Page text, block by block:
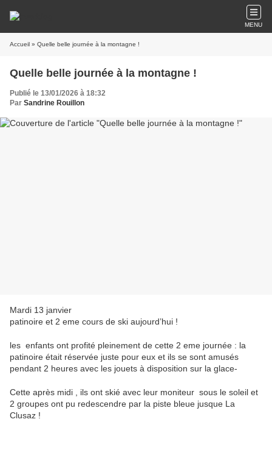
MENU
Accueil » Quelle belle journée à la montagne !
Quelle belle journée à la montagne !
Publié le 13/01/2026 à 18:32
Par Sandrine Rouillon
Mardi 13 janvier
patinoire et 2 eme cours de ski aujourd’hui !
les enfants ont profité pleinement de cette 2 eme journée : la
patinoire était réservée juste pour eux et ils se sont amusés
pendant 2 heures avec les jouets à disposition sur la glace-
Cette après midi , ils ont skié avec leur moniteur sous le soleil et
2 groupes ont pu redescendre par la piste bleue jusque La
Clusaz !